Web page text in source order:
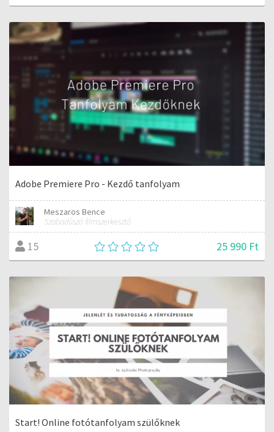
Adobe Premiere Pro - Kezdő tanfolyam
Meszaros Bence
Szabadúszó filmszerkesztő
15 25 990 Ft
Start! Online fotótanfolyam szülőknek